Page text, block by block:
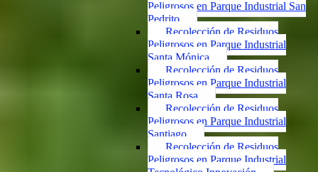
Peligrosos en Parque Industrial San
Pedrito
Recolección de Residuos
Peligrosos en Parque Industrial
Santa Mónica
Recolección de Residuos
Peligrosos en Parque Industrial
Santa Rosa
Recolección de Residuos
Peligrosos en Parque Industrial
Santiago
Recolección de Residuos
Peligrosos en Parque Industrial